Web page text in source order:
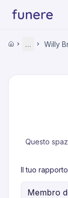
Home
Home
… Willy
Questo
Il tuo
Membro